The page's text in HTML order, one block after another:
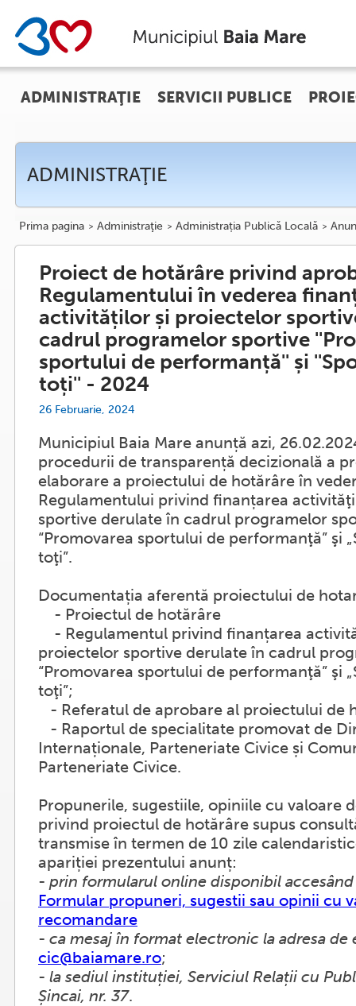
ADMINISTRAŢIE
Prima pagina Administraţie Administrația Publică Locală
Proiect de hotărâre privind
Regulamentului în vederea
activităților și proiectelor
cadrul programelor sportive
sportului de performanță'' și
toți'' - 2024
26 Februarie, 2024
Municipiul Baia Mare anunță azi,
procedurii de transparență decizională a
elaborare a proiectului de hotărâre în
Regulamentului privind finanțarea
sportive derulate în cadrul programelor
“Promovarea sportului de performanţă” şi
toţi”.
Documentația aferentă proiectului de
- Proiectul de hotărâre
- Regulamentul privind finanțarea
proiectelor sportive derulate în cadrul
“Promovarea sportului de performanţă” şi
toţi”;
- Referatul de aprobare al proiectului de
- Raportul de specialitate promovat de
Internaționale, Parteneriate Civice și
Parteneriate Civice.
Propunerile, sugestiile, opiniile cu valoare
privind proiectul de hotărâre supus
transmise în termen de 10 zile
apariției prezentului anunț:
- prin formularul online disponibil
Formular propuneri, sugestii sau opinii cu
recomandare
- ca mesaj în format electronic la adresa de
cic@baiamare.ro;
- la sediul instituției, Serviciul Relații cu
Șincai, nr. 37.
ADMINISTRAŢIE SERVICII PUBLICE